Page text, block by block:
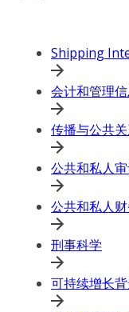
Shipping
会计和管理
传播与公共
公共和私人
公共和私人
刑事科学
可持续增长